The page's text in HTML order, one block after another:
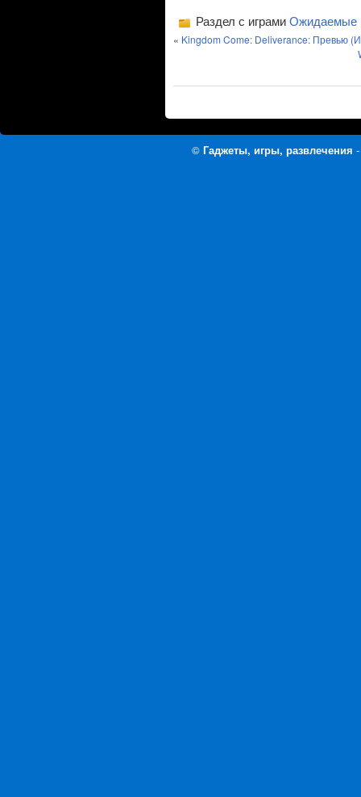
Раздел с играми Ожидаемые
« Kingdom Come: Deliverance: Превью
© Гаджеты, игры, развлечения